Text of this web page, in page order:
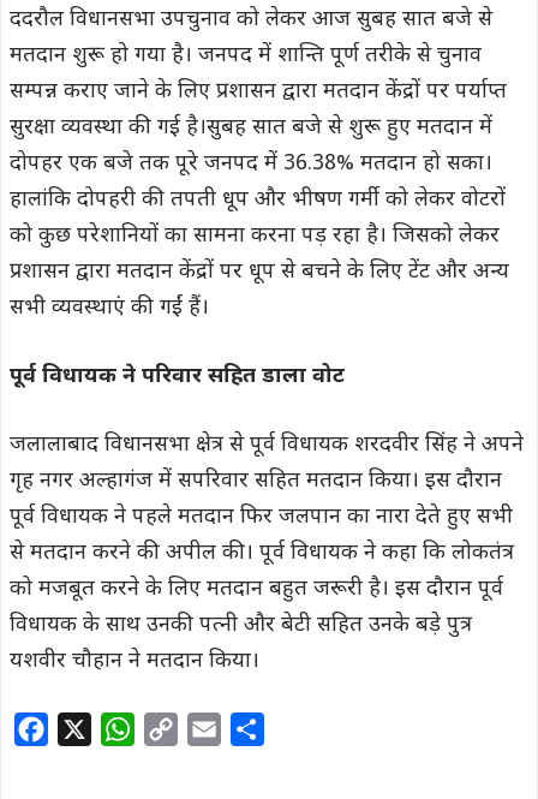
ददरौल विधानसभा उपचुनाव को लेकर आज सुबह सात बजे से
मतदान शुरू हो गया है। जनपद में शान्ति पूर्ण तरीके से चुनाव
सम्पन्न कराए जाने के लिए प्रशासन द्वारा मतदान केंद्रों पर पर्याप्त
सुरक्षा व्यवस्था की गई है।सुबह सात बजे से शुरू हुए मतदान में
दोपहर एक बजे तक पूरे जनपद में 36.38% मतदान हो सका।
हालांकि दोपहरी की तपती धूप और भीषण गर्मी को लेकर वोटरों
को कुछ परेशानियों का सामना करना पड़ रहा है। जिसको लेकर
प्रशासन द्वारा मतदान केंद्रों पर धूप से बचने के लिए टेंट और अन्य
सभी व्यवस्थाएं की गईं हैं।
पूर्व विधायक ने परिवार सहित डाला वोट
जलालाबाद विधानसभा क्षेत्र से पूर्व विधायक शरदवीर सिंह ने अपने
गृह नगर अल्हागंज में सपरिवार सहित मतदान किया। इस दौरान
पूर्व विधायक ने पहले मतदान फिर जलपान का नारा देते हुए सभी
से मतदान करने की अपील की। पूर्व विधायक ने कहा कि लोकतंत्र
को मजबूत करने के लिए मतदान बहुत जरूरी है। इस दौरान पूर्व
विधायक के साथ उनकी पत्नी और बेटी सहित उनके बड़े पुत्र
यशवीर चौहान ने मतदान किया।
W